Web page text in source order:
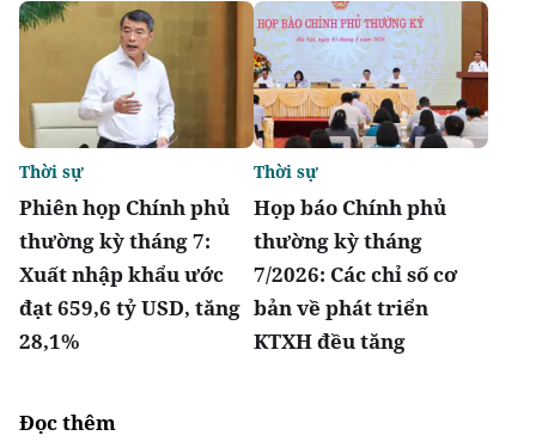
Phiên họp Chính phủ
thường kỳ tháng 7:
Xuất nhập khẩu ước
đạt 659,6 tỷ USD, tăng
28,1%
Thời sự
Họp báo Chính phủ
thường kỳ tháng
7/2026: Các chỉ số cơ
bản về phát triển
KTXH đều tăng
Thời sự
Đọc thêm